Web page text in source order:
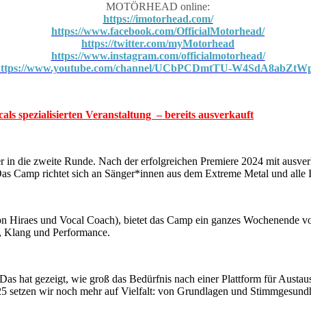
MOTÖRHEAD online:
https://imotorhead.com/
https://www.facebook.com/OfficialMotorhead/
https://twitter.com/myMotorhead
https://www.instagram.com/officialmotorhead/
www.youtube.com/channel/UCbPCDmtTU-
spezialisierten Veranstaltung – bereits ausverkauft
die zweite Runde. Nach der erfolgreichen Premiere 2024 mit
Camp richtet sich an Sänger*innen aus dem Extreme Metal und alle
und Vocal Coach), bietet das Camp ein ganzes Wochenende
und Performance.
hat gezeigt, wie groß das Bedürfnis nach einer Plattform für
setzen wir noch mehr auf Vielfalt: von Grundlagen und